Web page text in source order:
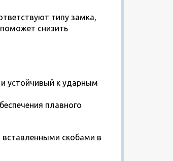
типу замка,
снизить
устойчивый к ударным
плавного
вставленными скобами в